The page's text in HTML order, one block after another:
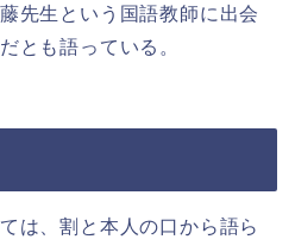
先生という国語教師に出会
とも語っている。
は、割と本人の口から語ら